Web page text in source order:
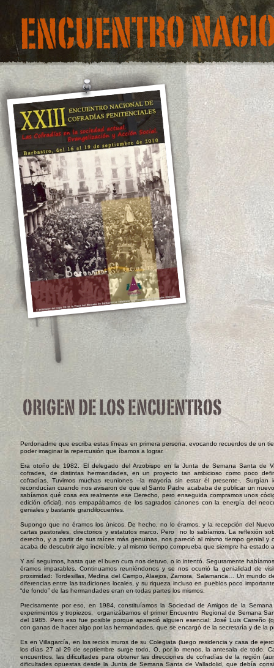
Perdonadme que escriba estas líneas en primera persona, evocando recuerdos de un
poder imaginar la repercusión que íbamos a lograr.
Era otoño de 1982. El delegado del Arzobispo en la Junta de Semana Santa de
cofrades, de distintas hermandades, en un proyecto tan ambicioso como poco
cofradías. Tuvimos muchas reuniones –la mayoría sin estar él presente-.
reconducían cuando nos avisaron de que el Santo Padre acababa de publicar un
sabíamos qué cosa era realmente ese Derecho, pero enseguida compramos unos
edición oficial), nos empapábamos de los sagrados cánones con la energía del
geniales y bastante grandilocuentes.
Supongo que no éramos los únicos. De hecho, no lo éramos, y la recepción del
cartas pastorales, directorios y estatutos marco. Pero no lo sabíamos. La reflexión
derecho, y a partir de sus raíces más genuinas, nos pareció al mismo tiempo genial y
acaba de descubrir algo increíble, y al mismo tiempo comprueba que siempre ha estado
Y así seguimos, hasta que el buen cura nos detuvo, o lo intentó. Seguramente
éramos imparables. Continuamos reuniéndonos y se nos ocurrió la genialidad de
proximidad: Tordesillas, Medina del Campo, Alaejos, Zamora, Salamanca… Un mundo
diferencias entre las tradiciones locales, y su riqueza incluso en pueblos poco
“de fondo” de las hermandades eran en todas partes los mismos.
Precisamente por eso, en 1984, constituíamos la Sociedad de Amigos de la
experimentos y tropiezos, organizábamos el primer Encuentro Regional de Semana
del 1985. Pero eso fue posible porque apareció alguien esencial: José Luis Carreño
con ganas de hacer algo por las hermandades, que se encargó de la secretaría y de la
Es en Villagarcía, en los recios muros de su Colegiata (luego residencia y casa de
los días 27 al 29 de septiembre surge todo. O, por lo menos, la antesala de todo.
encuentros, las dificultades para obtener las direcciones de cofradías de la región
dificultades opuestas desde la Junta de Semana Santa de Valladolid, que debía